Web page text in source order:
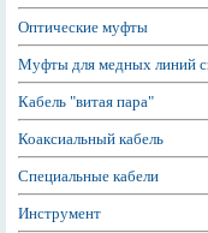
Оптические муфты
Муфты для медных линий
Кабель "витая пара"
Коаксиальный кабель
Специальные кабели
Инструмент